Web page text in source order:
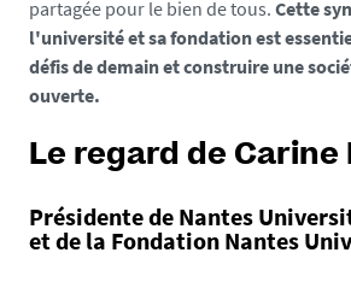
partagée pour le bien de tous. Cette
l'université et sa fondation est
défis de demain et construire une
ouverte.
Le regard de Carine
Présidente de Nantes
et de la Fondation Nantes